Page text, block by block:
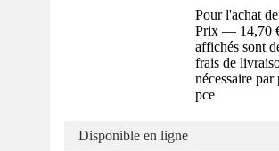
Pour l'achat
Prix — 14,70
affichés sont
frais de
nécessaire par
pce
Disponible en ligne